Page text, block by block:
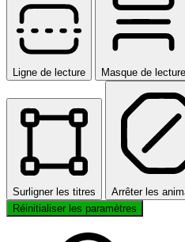
Ligne de lecture Masque de lecture
Surligner les titres Arrêter les
Réinitialiser les paramètres